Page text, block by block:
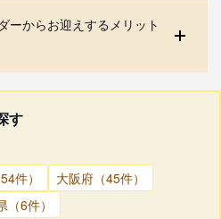
ーからお迎えするメリット
す
件）
大阪府（45件）
（6件）